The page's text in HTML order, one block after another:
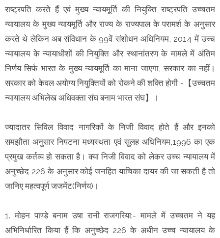
राष्ट्रपति करते हैं एवं मुख्य न्यायमूर्ति की नियुक्ति राष्ट्रपति उच्चतम
न्यायालय के मुख्य न्यायमूर्ति और राज्य के राज्यपाल के परामर्श के अनुसार
करते थे लेकिन अब संविधान के 99वें संशोधन अधिनियम, 2014 में उच्च
न्यायालय के न्यायाधीशों की नियुक्ति और स्थानांतरण के मामले में अंतिम
निर्णय सिर्फ भारत के मुख्य न्यायमूर्ति का माना जाएगा, सरकार का नहीं।
सरकार को केवल अयोग्य नियुक्तियों को रोकने की शक्ति होगी -【उच्चतम
न्यायालय अभिलेख अधिवक्ता संघ बनाम भारत संघ】।
ज्यादातर सिविल विवाद नागरिकों के निजी विवाद होते हैं और इनको
समझौता अनुसार निपटना मध्यस्थता एवं सुलह अधिनियम,1996 का एक
प्रमुख कर्तव्य हो सकता है। क्या निजी विवाद को लेकर उच्च न्यायालय में
अनुच्छेद 226 के अनुसार कोई जनहित याचिका दायर की जा सकती है तो
जानिए महत्वपूर्ण जजमेंट(निर्णय)।
1. मोहन पाण्डे बनाम उषा रानी राजगरिया:- मामले में उच्चतम ने यह
अभिनिर्धारित किया हैं कि अनुच्छेद 226 के अधीन उच्च न्यायालय के